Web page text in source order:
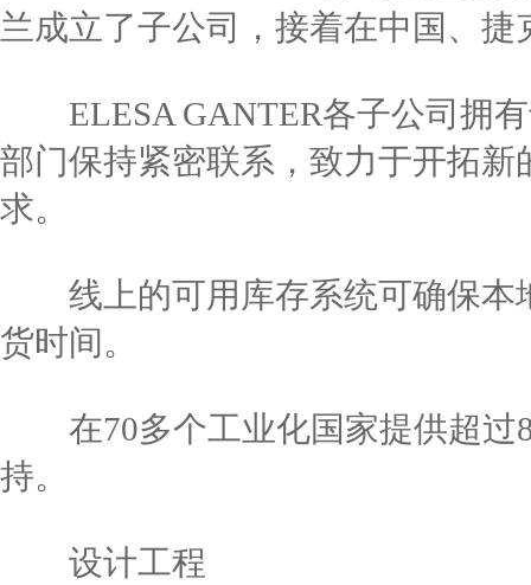
兰成立了子公司，接着在中国、
ELESA GANTER各子公司拥有
部门保持紧密联系，致力于开拓
求。
线上的可用库存系统可确保本
货时间。
在70多个工业化国家提供超过8
持。
设计工程